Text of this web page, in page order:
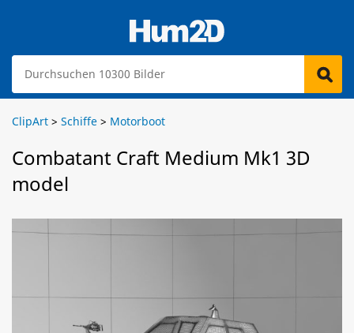
ClipArt > Schiffe > Motorboot
Combatant Craft Medium Mk1 3D
model